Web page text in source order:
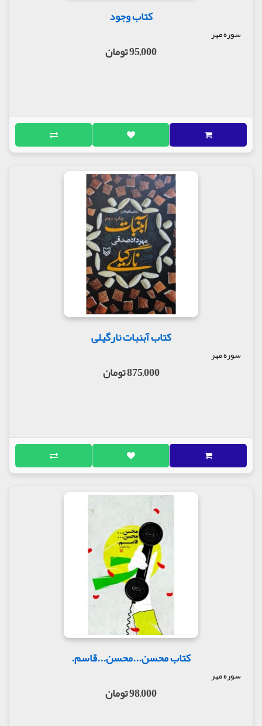
کتاب وجود
سوره مهر
95,000 تومان
کتاب آبنبات نارگیلی
سوره مهر
875,000 تومان
کتاب محسن...محسن...قاسم.
سوره مهر
98,000 تومان